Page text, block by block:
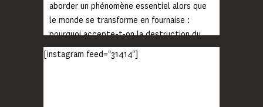
aborder un phénomène essentiel alors que
le monde se transforme en fournaise :
pourquoi accepte-t-on la destruction du
monde ?
[instagram feed="31414"]